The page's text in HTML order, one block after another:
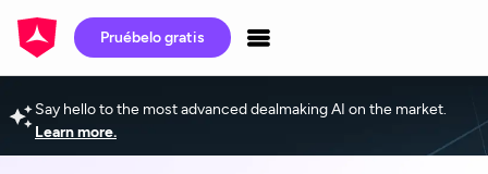
Pruébelo gratis
Say hello to the most advanced dealmaking AI on the market.
Learn more.